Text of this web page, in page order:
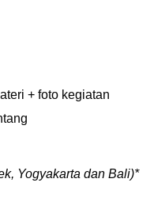
+ foto kegiatan
Yogyakarta dan Bali)*